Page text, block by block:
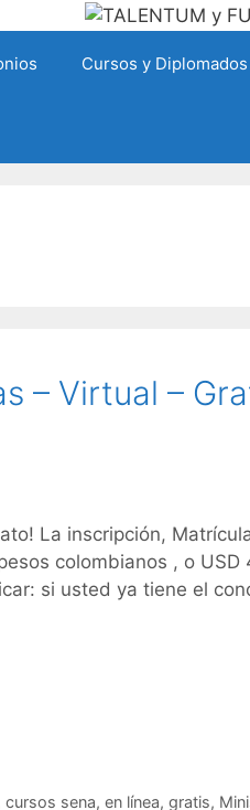
Cursos y Diplomados
– Virtual –
La inscripción,
colombianos , o
si usted ya tiene el
cursos sena, en línea, gratis,